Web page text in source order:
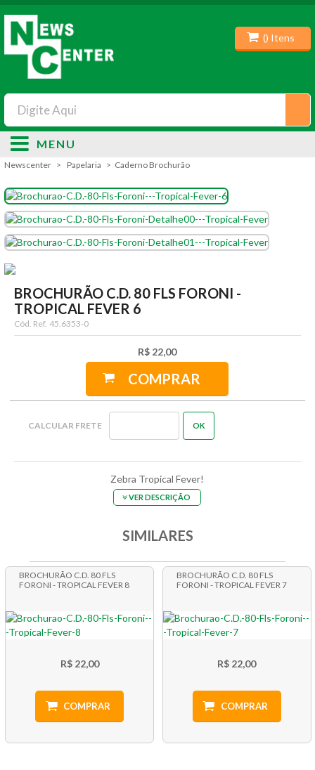
() Itens
MENU
Newscenter Papelaria Caderno Brochurão
BROCHURÃO C.D. 80 FLS FORONI -
TROPICAL FEVER 6
Cód. Ref. 45.6353-0
R$ 22,00
COMPRAR
Zebra Tropical Fever!
VER DESCRIÇÃO
SIMILARES
BROCHURÃO C.D. 80 FLS
FORONI - TROPICAL FEVER 8
R$ 22,00
COMPRAR
BROCHURÃO C.D. 80 FLS
FORONI - TROPICAL FEVER 7
R$ 22,00
COMPRAR